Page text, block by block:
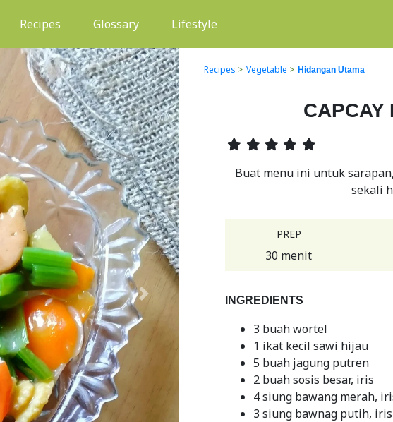
Recipes (current)Glossary Lifestyle
Next
Recipes > Vegetable > Hidangan Utama
CAPCAY
Buat menu ini untuk
sekali
PREP
30 menit
INGREDIENTS
3 buah wortel
1 ikat kecil sawi hijau
5 buah jagung putren
2 buah sosis besar, iris
4 siung bawang merah,
3 siung bawnag putih, iris